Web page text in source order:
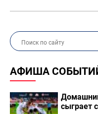
АФИША
сыграет